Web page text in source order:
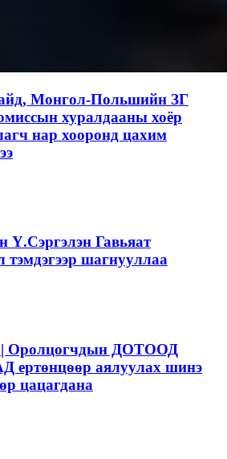
Монгол-Польшийн ЗГ
хуралдааны хоёр
нар хооронд цахим
Ү.Сэргэлэн Гавьяат
тэмдэгээр шагнууллаа
| Оролцогчдын ДОТООД
ертөнцөөр аялуулах шинэ
цацагдана